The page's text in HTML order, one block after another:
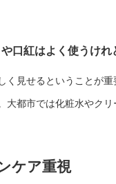
口紅はよく使うけ
く見せるということが
大都市では化粧水やク
ケア重視